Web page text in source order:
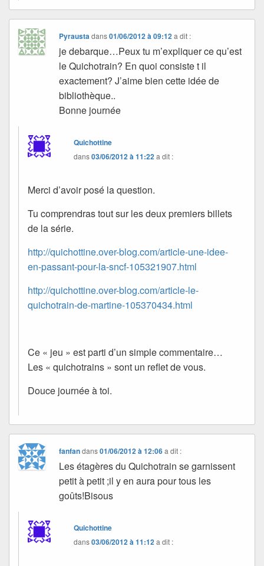
Pyraustadans01/06/2012 à 09:12 a dit :
je debarque…Peux tu m’expliquer ce qu’est
le Quichotrain? En quoi consiste t il
exactement? J’aime bien cette idée de
bibliothèque..
Bonne journée
Quichottine
dans03/06/2012 à 11:22a dit :
Merci d’avoir posé la question.
Tu comprendras tout sur les deux premiers billets
de la série.
http://quichottine.over-blog.com/article-une-idee-
en-passant-pour-la-sncf-105321907.html
http://quichottine.over-blog.com/article-le-
quichotrain-de-martine-105370434.html
Ce « jeu » est parti d’un simple commentaire…
Les « quichotrains » sont un reflet de vous.
Douce journée à toi.
fanfandans01/06/2012 à 12:06 a dit :
Les étagères du Quichotrain se garnissent
petit à petit ;il y en aura pour tous les
goûts!Bisous
Quichottine
dans03/06/2012 à 11:12a dit :